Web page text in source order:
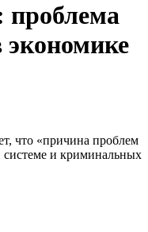
проблема
экономике
что «причина проблем
и криминальных